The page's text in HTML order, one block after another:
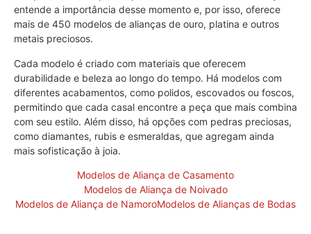
entende a importância desse momento e, por isso, oferece
mais de 450 modelos de alianças de ouro, platina e outros
metais preciosos.
Cada modelo é criado com materiais que oferecem
durabilidade e beleza ao longo do tempo. Há modelos com
diferentes acabamentos, como polidos, escovados ou foscos,
permitindo que cada casal encontre a peça que mais combina
com seu estilo. Além disso, há opções com pedras preciosas,
como diamantes, rubis e esmeraldas, que agregam ainda
mais sofisticação à joia.
Modelos de Aliança de Casamento
Modelos de Aliança de Noivado
Modelos de Aliança de NamoroModelos de Alianças de Bodas